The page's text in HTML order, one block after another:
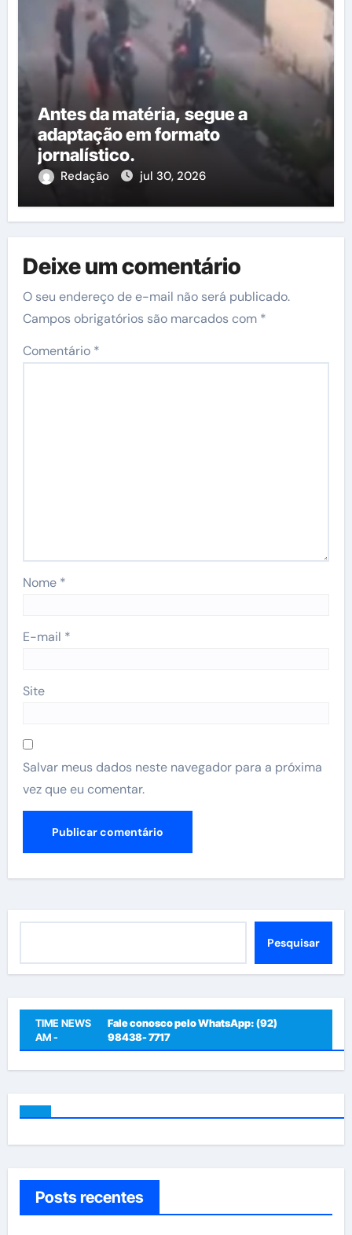
Antes da matéria, segue a
adaptação em formato
jornalístico.
Redação jul 30, 2026
Deixe um comentário
O seu endereço de e-mail não será publicado.
Campos obrigatórios são marcados com *
Comentário *
Nome *
E-mail *
Site
Salvar meus dados neste navegador para a próxima
vez que eu comentar.
Pesquisar
TIME NEWS
AM -
Fale conosco pelo WhatsApp: (92)
98438- 7717
Posts recentes